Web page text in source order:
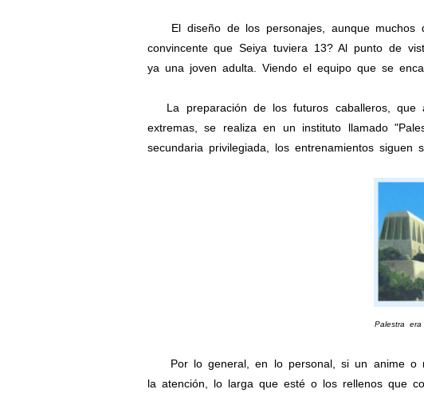
El diseño de los personajes, aunque muchos
convincente que Seiya tuviera 13? Al punto de
ya una joven adulta. Viendo el equipo que se
La preparación de los futuros caballeros, que
extremas, se realiza en un instituto llamado
secundaria privilegiada, los entrenamientos siguen
Palestra
Por lo general, en lo personal, si un anime o
la atención, lo larga que esté o los rellenos que